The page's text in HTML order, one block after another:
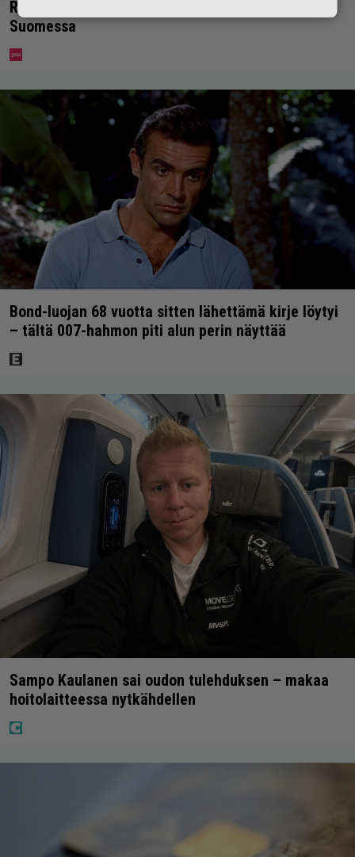
Renny Harlinin perhe vietti unelmien kesän
Suomessa
Bond-luojan 68 vuotta sitten lähettämä kirje löytyi
– tältä 007-hahmon piti alun perin näyttää
Sampo Kaulanen sai oudon tulehduksen – makaa
hoitolaitteessa nytkähdellen